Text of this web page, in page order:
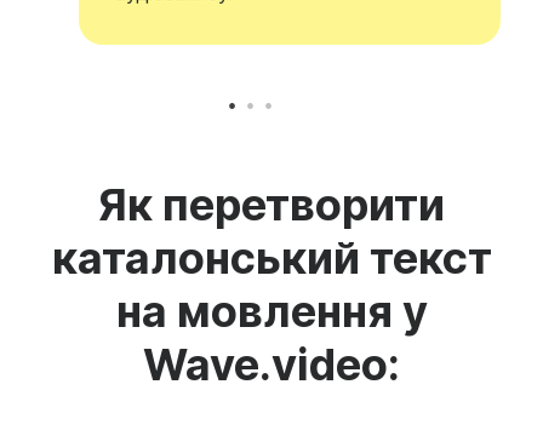
Як перетворити
каталонський текст
на мовлення у
Wave.video: